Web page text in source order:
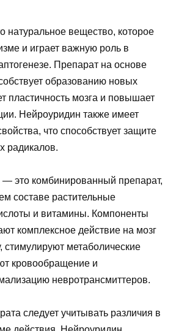
натуральное вещество, которое
и играет важную роль в
Препарат на основе
образованию новых
пластичность мозга и повышает
Нейроуридин также имеет
что способствует защите
радикалов.
— это комбинированный препарат,
составе растительные
и витамины. Компоненты
комплексное действие на мозг
стимулируют метаболические
кровообращение и
невротрансмиттеров.
следует учитывать различия в